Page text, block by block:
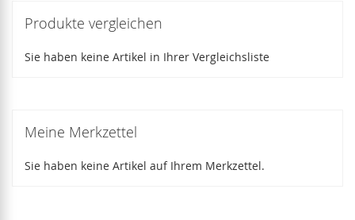
Produkte vergleichen
Sie haben keine Artikel in Ihrer Vergleichsliste
Meine Merkzettel
Sie haben keine Artikel auf Ihrem Merkzettel.